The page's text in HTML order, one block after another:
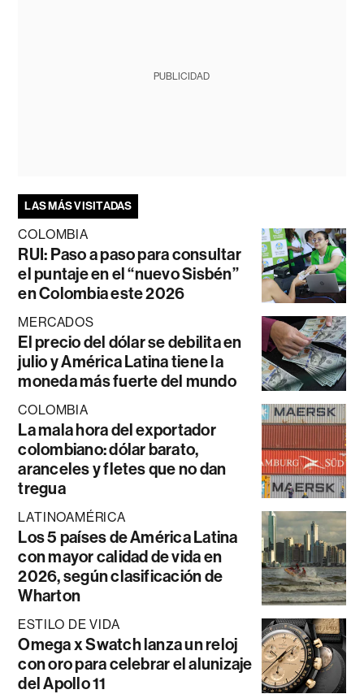
PUBLICIDAD
LAS MÁS VISITADAS
COLOMBIA
RUI: Paso a paso para consultar
el puntaje en el “nuevo Sisbén”
en Colombia este 2026
MERCADOS
El precio del dólar se debilita en
julio y América Latina tiene la
moneda más fuerte del mundo
COLOMBIA
La mala hora del exportador
colombiano: dólar barato,
aranceles y fletes que no dan
tregua
LATINOAMÉRICA
Los 5 países de América Latina
con mayor calidad de vida en
2026, según clasificación de
Wharton
ESTILO DE VIDA
Omega x Swatch lanza un reloj
con oro para celebrar el alunizaje
del Apollo 11